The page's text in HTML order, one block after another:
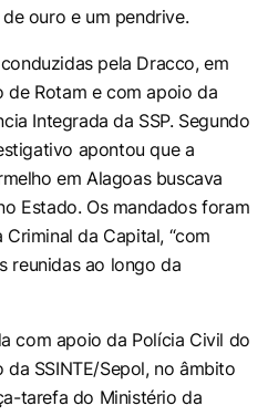
ouro e um pendrive.
pela Dracco, em
de Rotam e com apoio da
Integrada da SSP. Segundo
apontou que a
em Alagoas buscava
Estado. Os mandados foram
Criminal da Capital, “com
reunidas ao longo da
com apoio da Polícia Civil do
SSINTE/Sepol, no âmbito
tarefa do Ministério da